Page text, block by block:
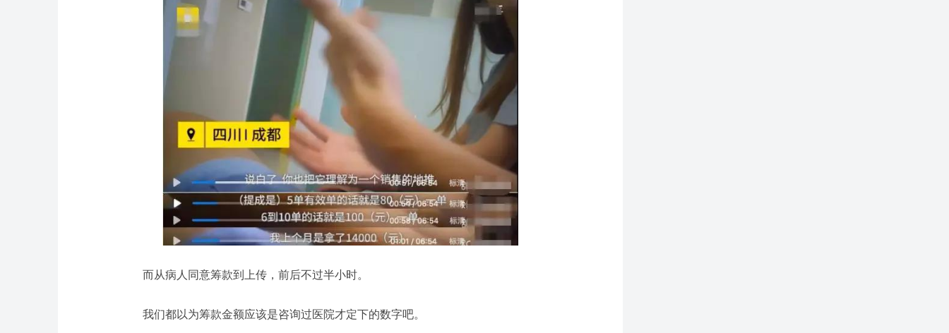
而从病人同意筹款到上传，前后不过半小时。
我们都以为筹款金额应该是咨询过医院才定下的数字吧。